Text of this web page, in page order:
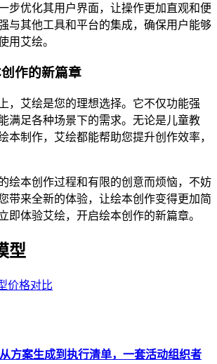
步优化其用户界面，让操作更加直观和便
与其他工具和平台的集成，确保用户能够
用艾绘。
作的新篇章
，艾绘是您的理想选择。它不仅功能强
满足各种场景下的需求。无论是儿童教
本制作，艾绘都能帮助您提升创作效率，
绘本创作过程和有限的创意而烦恼，不妨
带来全新的体验，让绘本创作变得更加简
即体验艾绘，开启绘本创作的新篇章。
型
价格对比
方案生成到执行清单，一套活动组织者